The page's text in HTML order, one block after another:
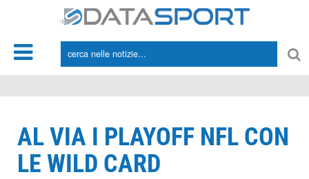
AL VIA I PLAYOFF NFL CON
LE WILD CARD